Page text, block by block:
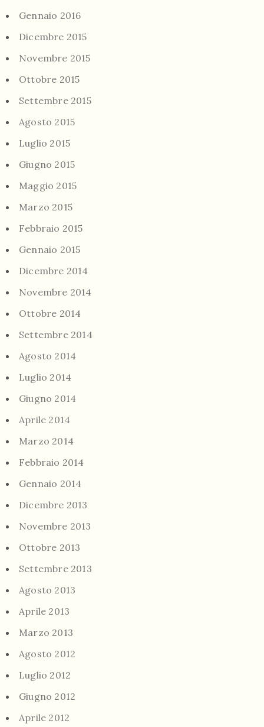
Gennaio 2016
Dicembre 2015
Novembre 2015
Ottobre 2015
Settembre 2015
Agosto 2015
Luglio 2015
Giugno 2015
Maggio 2015
Marzo 2015
Febbraio 2015
Gennaio 2015
Dicembre 2014
Novembre 2014
Ottobre 2014
Settembre 2014
Agosto 2014
Luglio 2014
Giugno 2014
Aprile 2014
Marzo 2014
Febbraio 2014
Gennaio 2014
Dicembre 2013
Novembre 2013
Ottobre 2013
Settembre 2013
Agosto 2013
Aprile 2013
Marzo 2013
Agosto 2012
Luglio 2012
Giugno 2012
Aprile 2012